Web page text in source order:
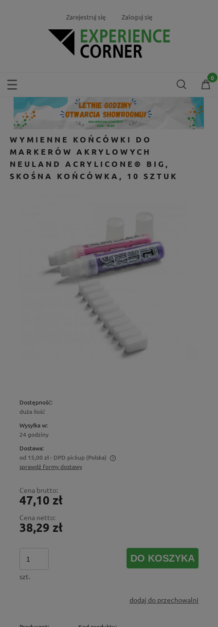
Zarejestruj się Zaloguj się
WYMIENNE KOŃCÓWKI DO
MARKERÓW AKRYLOWYCH
NEULAND ACRYLICONE® BIG,
SKOŚNA KOŃCÓWKA, 10 SZTUK
Dostępność:
duża ilość
Wysyłka w:
24 godziny
Dostawa:
od 15,00 zł- DPD pickup (Polska)
Cena nie zawiera ewentualnych kosztów płatności
sprawdź formy dostawy
Cena brutto:
47,10 zł
Cena netto:
38,29 zł
szt.
DO KOSZYKA
dodaj do przechowalni